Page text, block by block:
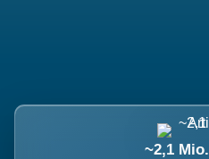
~2,1 Mio.